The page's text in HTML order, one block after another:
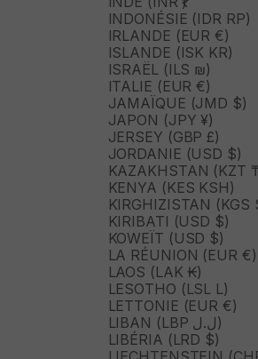
INDONÉSIE (IDR RP)
IRLANDE (EUR €)
ISLANDE (ISK KR)
ISRAËL (ILS ₪)
ITALIE (EUR €)
JAMAÏQUE (JMD $)
JAPON (JPY ¥)
JERSEY (GBP £)
JORDANIE (USD $)
KAZAKHSTAN (KZT
KENYA (KES KSH)
KIRGHIZISTAN (KGS
KIRIBATI (USD $)
KOWEÏT (USD $)
LA RÉUNION (EUR €)
LAOS (LAK ₭)
LESOTHO (LSL L)
LETTONIE (EUR €)
LIBAN (LBP ل.ل)
LIBÉRIA (LRD $)